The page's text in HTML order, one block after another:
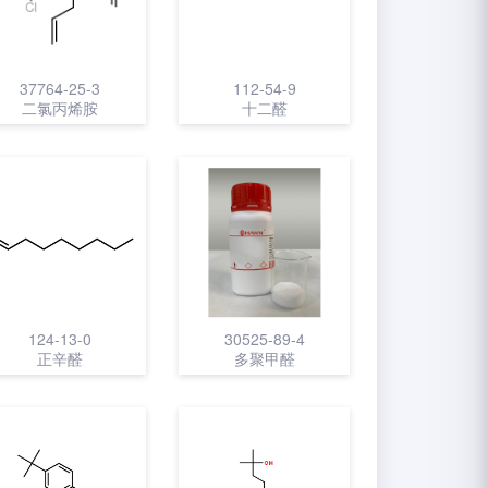
37764-25-3
二氯丙烯胺
112-54-9
十二醛
124-13-0
正辛醛
30525-89-4
多聚甲醛